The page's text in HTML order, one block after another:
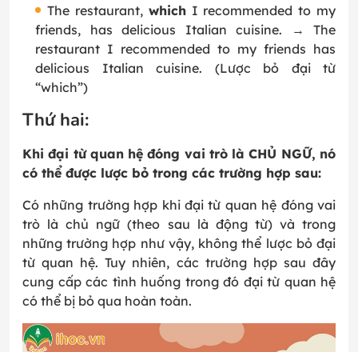
The restaurant, whichI recommended to my
friends, has delicious Italian cuisine. → The
restaurant I recommended to my friends has
delicious Italian cuisine. (Lược bỏ đại từ
“which”)
Thứ hai:
Khi đại từ quan hệ đóng vai trò là CHỦ NGỮ, nó
có thể được lược bỏ trong các trường hợp sau:
Có những trường hợp khi đại từ quan hệ đóng vai
trò là chủ ngữ (theo sau là động từ) và trong
những trường hợp như vậy, không thể lược bỏ đại
từ quan hệ. Tuy nhiên, các trường hợp sau đây
cung cấp các tình huống trong đó đại từ quan hệ
có thể bị bỏ qua hoàn toàn.